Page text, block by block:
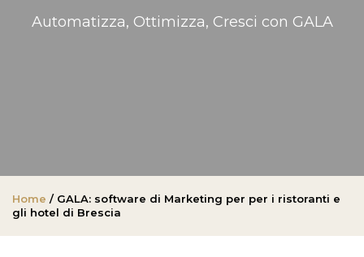
Automatizza, Ottimizza, Cresci con GALA
Home / GALA: software di Marketing per per i ristoranti e
gli hotel di Brescia